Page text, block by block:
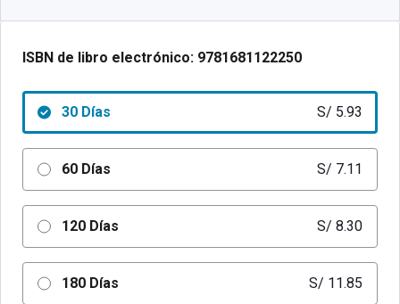
ISBN de libro electrónico: 9781681122250
30 Días S/ 5.93
60 Días S/ 7.11
120 Días S/ 8.30
180 Días S/ 11.85